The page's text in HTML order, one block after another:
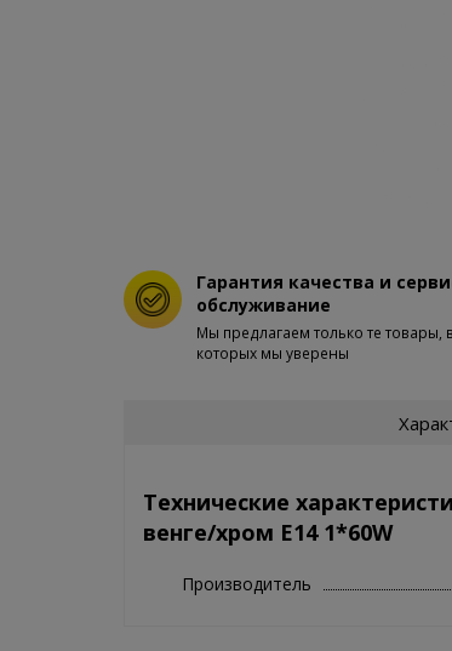
Гарантия качества и
обслуживание
Мы предлагаем только те товары,
которых мы уверены
Технические
венге/хром E14 1*60W
Производитель